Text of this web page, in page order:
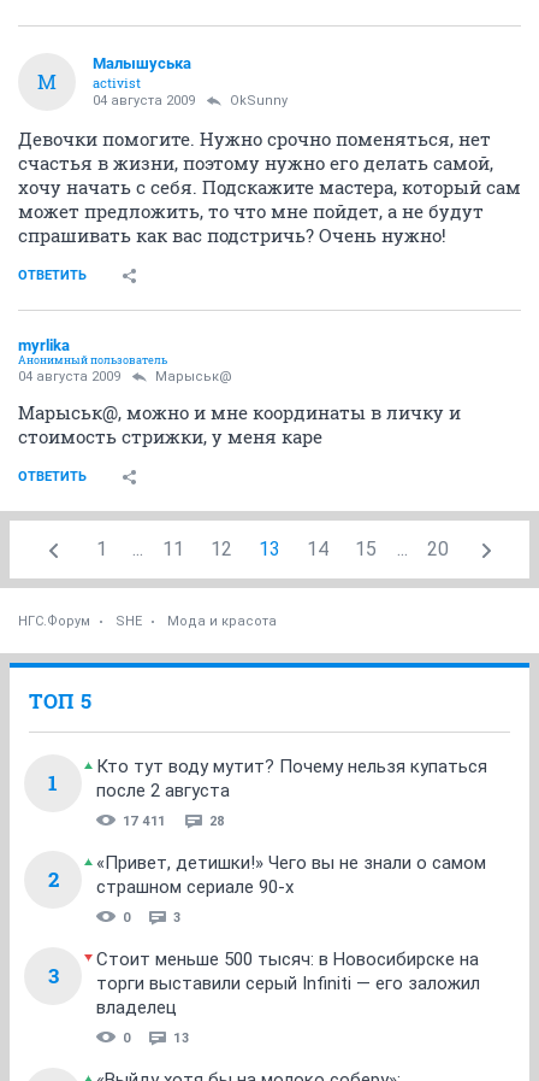
М
Малышуська
activist
04 августа 2009 OkSunny
Девочки помогите. Нужно срочно поменяться, нет
счастья в жизни, поэтому нужно его делать самой,
хочу начать с себя. Подскажите мастера, который сам
может предложить, то что мне пойдет, а не будут
спрашивать как вас подстричь? Очень нужно!
ОТВЕТИТЬ
myrlika
Анонимный пользователь
04 августа 2009 Марыськ@
Марыськ@, можно и мне координаты в личку и
стоимость стрижки, у меня каре
ОТВЕТИТЬ
1 ... 11 12 13 14 15 ... 20
НГС.Форум SHE Мода и красота
ТОП 5
1
Кто тут воду мутит? Почему нельзя купаться
после 2 августа
17 411 28
2
«Привет, детишки!» Чего вы не знали о самом
страшном сериале 90-х
0 3
3
Стоит меньше 500 тысяч: в Новосибирске на
торги выставили серый Infiniti — его заложил
владелец
0 13